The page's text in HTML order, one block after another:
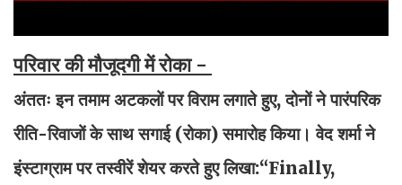
परिवार की मौजूदगी में रोका -
अंततः इन तमाम अटकलों पर विराम लगाते हुए, दोनों ने पारंपरिक
रीति-रिवाजों के साथ सगाई (रोका) समारोह किया। वेद शर्मा ने
इंस्टाग्राम पर तस्वीरें शेयर करते हुए लिखा:“Finally,